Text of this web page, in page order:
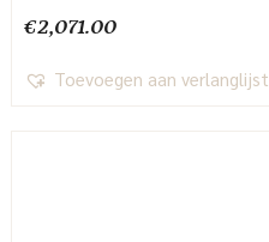
€2,071.00
Toevoegen aan verlanglijst